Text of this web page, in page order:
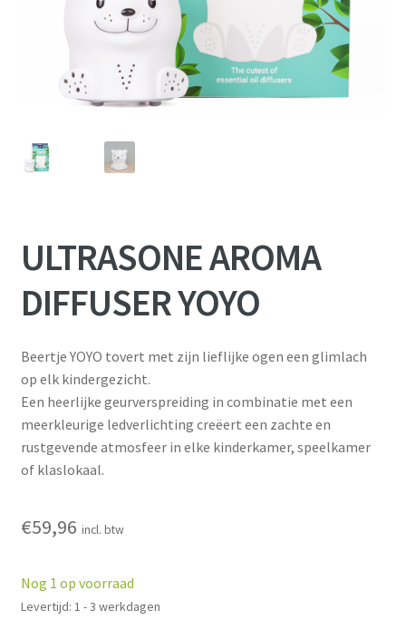
ULTRASONE AROMA
DIFFUSER YOYO
Beertje YOYO tovert met zijn lieflijke ogen een glimlach
op elk kindergezicht.
Een heerlijke geurverspreiding in combinatie met een
meerkleurige ledverlichting creëert een zachte en
rustgevende atmosfeer in elke kinderkamer, speelkamer
of klaslokaal.
€59,96 incl. btw
Nog 1 op voorraad
Levertijd: 1 - 3 werkdagen